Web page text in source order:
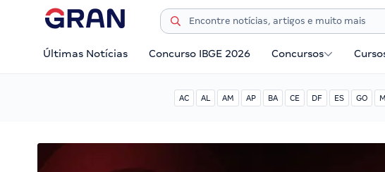
Últimas Notícias Concurso IBGE 2026 Concursos
AC AL AM AP BA CE DF ES GO